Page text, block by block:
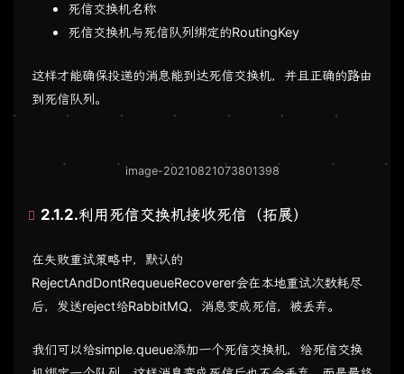
死信交换机名称
死信交换机与死信队列绑定的RoutingKey
这样才能确保投递的消息能到达死信交换机，并且正确的路由
到死信队列。
image-20210821073801398
2.1.2.利用死信交换机接收死信（拓展）
在失败重试策略中，默认的
RejectAndDontRequeueRecoverer会在本地重试次数耗尽
后，发送reject给RabbitMQ，消息变成死信，被丢弃。
我们可以给simple.queue添加一个死信交换机，给死信交换